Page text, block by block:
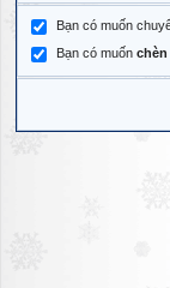
Bạn có muốn
Bạn có muốn